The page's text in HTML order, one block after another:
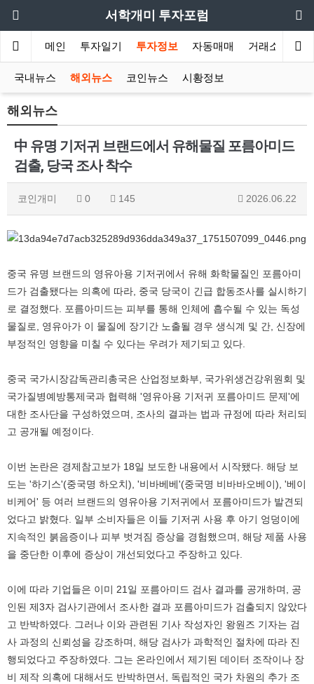
서학개미 투자포럼
메인 투자일기 투자정보 자동매매 거래소
국내뉴스 해외뉴스 코인뉴스 시황정보
해외뉴스
中 유명 기저귀 브랜드에서 유해물질 포름아미드
검출, 당국 조사 착수
코인개미 0 145 2026.06.22
중국 유명 브랜드의 영유아용 기저귀에서 유해 화학물질인 포름아미
드가 검출됐다는 의혹에 따라, 중국 당국이 긴급 합동조사를 실시하기
로 결정했다. 포름아미드는 피부를 통해 인체에 흡수될 수 있는 독성
물질로, 영유아가 이 물질에 장기간 노출될 경우 생식계 및 간, 신장에
부정적인 영향을 미칠 수 있다는 우려가 제기되고 있다.
중국 국가시장감독관리총국은 산업정보화부, 국가위생건강위원회 및
국가질병예방통제국과 협력해 '영유아용 기저귀 포름아미드 문제'에
대한 조사단을 구성하였으며, 조사의 결과는 법과 규정에 따라 처리되
고 공개될 예정이다.
이번 논란은 경제참고보가 18일 보도한 내용에서 시작됐다. 해당 보
도는 '하기스'(중국명 하오치), '비바베베'(중국명 비바바오베이), '베이
비케어' 등 여러 브랜드의 영유아용 기저귀에서 포름아미드가 발견되
었다고 밝혔다. 일부 소비자들은 이들 기저귀 사용 후 아기 엉덩이에
지속적인 붉음증이나 피부 벗겨짐 증상을 경험했으며, 해당 제품 사용
을 중단한 이후에 증상이 개선되었다고 주장하고 있다.
이에 따라 기업들은 이미 21일 포름아미드 검사 결과를 공개하며, 공
인된 제3자 검사기관에서 조사한 결과 포름아미드가 검출되지 않았다
고 반박하였다. 그러나 이와 관련된 기사 작성자인 왕원즈 기자는 검
사 과정의 신뢰성을 강조하며, 해당 검사가 과학적인 절차에 따라 진
행되었다고 주장하였다. 그는 온라인에서 제기된 데이터 조작이나 장
비 제작 의혹에 대해서도 반박하면서, 독립적인 국가 차원의 추가 조